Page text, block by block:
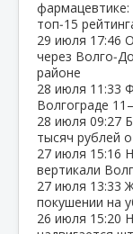
фармацевтике:
топ‑15
29 июля 17:46
через
районе
28 июля 11:33
Волгограде
28 июля 09:27
тысяч рублей
27 июля 15:16
вертикали
27 июля 13:33
покушении на
26 июля 15:20